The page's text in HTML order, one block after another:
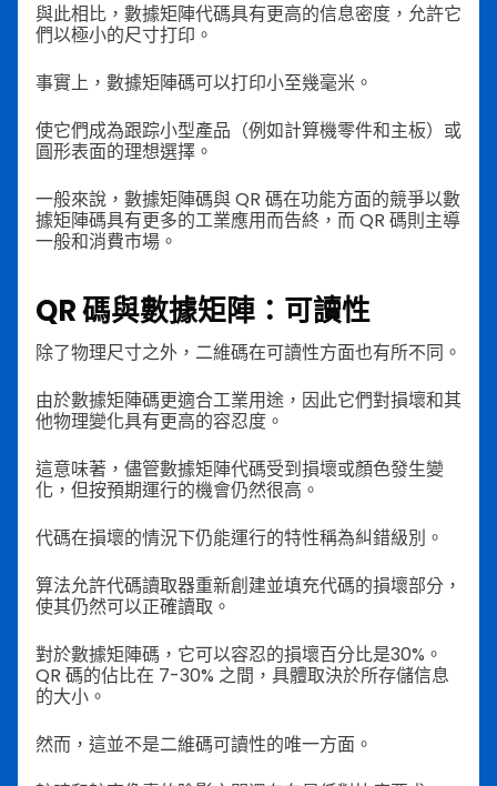
與此相比，數據矩陣代碼具有更高的信息密度，允許它
們以極小的尺寸打印。
事實上，數據矩陣碼可以打印小至幾毫米。
使它們成為跟踪小型產品（例如計算機零件和主板）或
圓形表面的理想選擇。
一般來說，數據矩陣碼與 QR 碼在功能方面的競爭以數
據矩陣碼具有更多的工業應用而告終，而 QR 碼則主導
一般和消費市場。
QR 碼與數據矩陣：可讀性
除了物理尺寸之外，二維碼在可讀性方面也有所不同。
由於數據矩陣碼更適合工業用途，因此它們對損壞和其
他物理變化具有更高的容忍度。
這意味著，儘管數據矩陣代碼受到損壞或顏色發生變
化，但按預期運行的機會仍然很高。
代碼在損壞的情況下仍能運行的特性稱為糾錯級別。
算法允許代碼讀取器重新創建並填充代碼的損壞部分，
使其仍然可以正確讀取。
對於數據矩陣碼，它可以容忍的損壞百分比是30%。
QR 碼的佔比在 7-30% 之間，具體取決於所存儲信息
的大小。
然而，這並不是二維碼可讀性的唯一方面。